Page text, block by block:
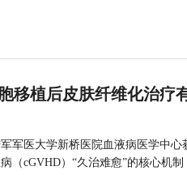
移植后皮肤纤维化治疗
军医大学新桥医院血液病医学中
（cGVHD）“久治难愈”的核心机